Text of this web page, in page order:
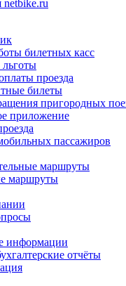
билетных касс
проезда
билеты
пригородных
приложение
пассажиров
маршруты
маршруты
информации
отчёты